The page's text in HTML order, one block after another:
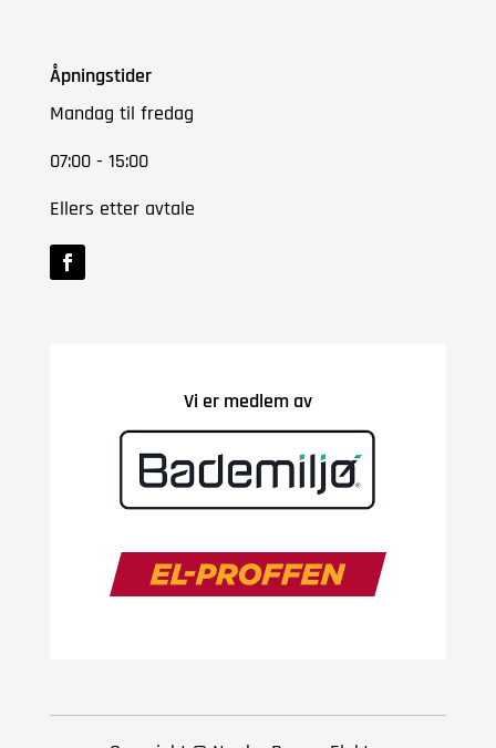
Åpningstider
Mandag til fredag
07:00 - 15:00
Ellers etter avtale
Vi er medlem av